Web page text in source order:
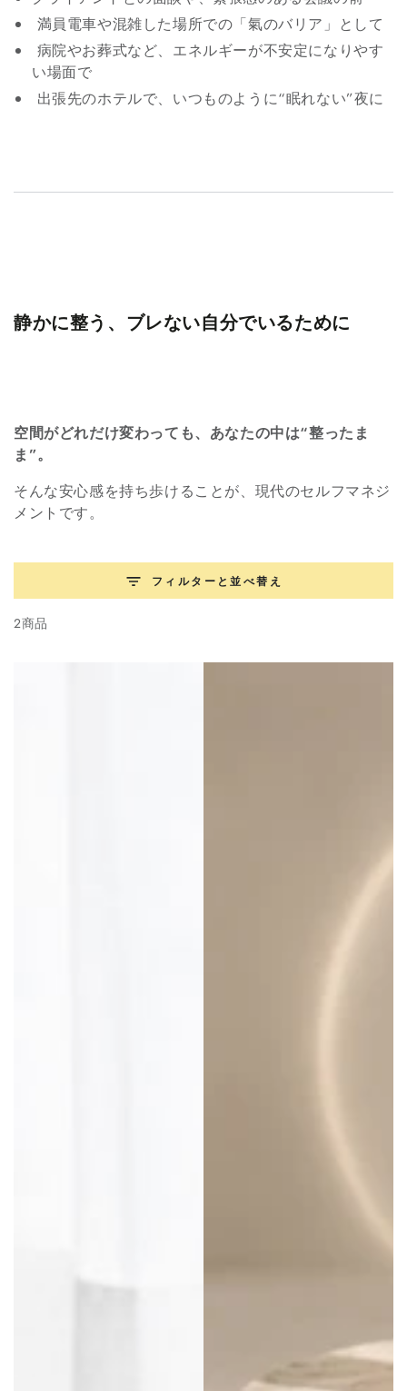
満員電車や混雑した場所での「氣のバリア」として
病院やお葬式など、エネルギーが不安定になりやす
い場面で
出張先のホテルで、いつものように“眠れない”夜に
静かに整う、ブレない自分でいるために
空間がどれだけ変わっても、あなたの中は“整ったま
ま”。
そんな安心感を持ち歩けることが、現代のセルフマネジ
メントです。
フィルターと並べ替え
2商品